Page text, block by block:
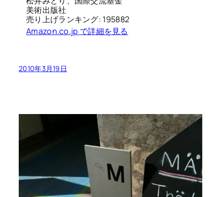
美術出版社
売り上げランキング: 195882
Amazon.co.jp で詳細を見る
2010年3月19日